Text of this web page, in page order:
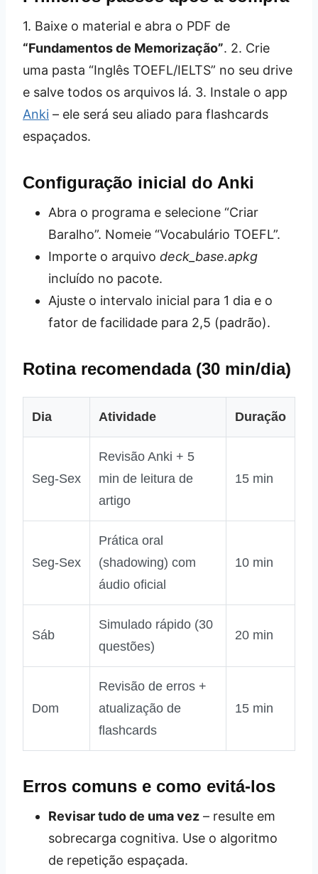
1. Baixe o material e abra o PDF de
“Fundamentos de Memorização”. 2. Crie
uma pasta “Inglês TOEFL/IELTS” no seu drive
e salve todos os arquivos lá. 3. Instale o app
Anki – ele será seu aliado para flashcards
espaçados.
Configuração inicial do Anki
Abra o programa e selecione “Criar
Baralho”. Nomeie “Vocabulário TOEFL”.
Importe o arquivo deck_base.apkg
incluído no pacote.
Ajuste o intervalo inicial para 1 dia e o
fator de facilidade para 2,5 (padrão).
Rotina recomendada (30 min/dia)
Dia Atividade Duração
Seg‑Sex
Revisão Anki + 5
min de leitura de
artigo
15 min
Seg‑Sex
Prática oral
(shadowing) com
áudio oficial
10 min
Sáb
Simulado rápido (30
questões)
20 min
Dom
Revisão de erros +
atualização de
flashcards
15 min
Erros comuns e como evitá‑los
Revisar tudo de uma vez – resulte em
sobrecarga cognitiva. Use o algoritmo
de repetição espaçada.